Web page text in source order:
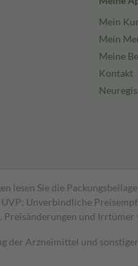
Mein
Mein
Meine
Kontakt
lesen Sie die
Unverbindliche
und
der Arzneimittel und